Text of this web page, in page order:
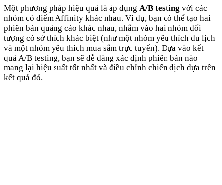
Một phương pháp hiệu quả là áp dụng A/B testing với các
nhóm có điểm Affinity khác nhau. Ví dụ, bạn có thể tạo hai
phiên bản quảng cáo khác nhau, nhắm vào hai nhóm đối
tượng có sở thích khác biệt (như một nhóm yêu thích du lịch
và một nhóm yêu thích mua sắm trực tuyến). Dựa vào kết
quả A/B testing, bạn sẽ dễ dàng xác định phiên bản nào
mang lại hiệu suất tốt nhất và điều chỉnh chiến dịch dựa trên
kết quả đó.